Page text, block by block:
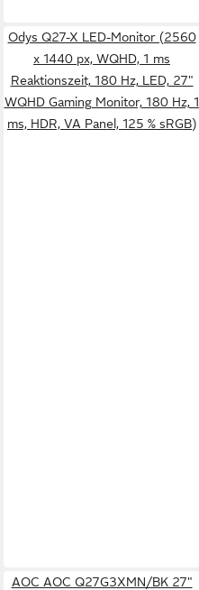
Odys Q27-X LED-Monitor (2560
x 1440 px, WQHD, 1 ms
Reaktionszeit, 180 Hz, LED, 27"
WQHD Gaming Monitor, 180 Hz, 1
ms, HDR, VA Panel, 125 % sRGB)
AOC AOC Q27G3XMN/BK 27"